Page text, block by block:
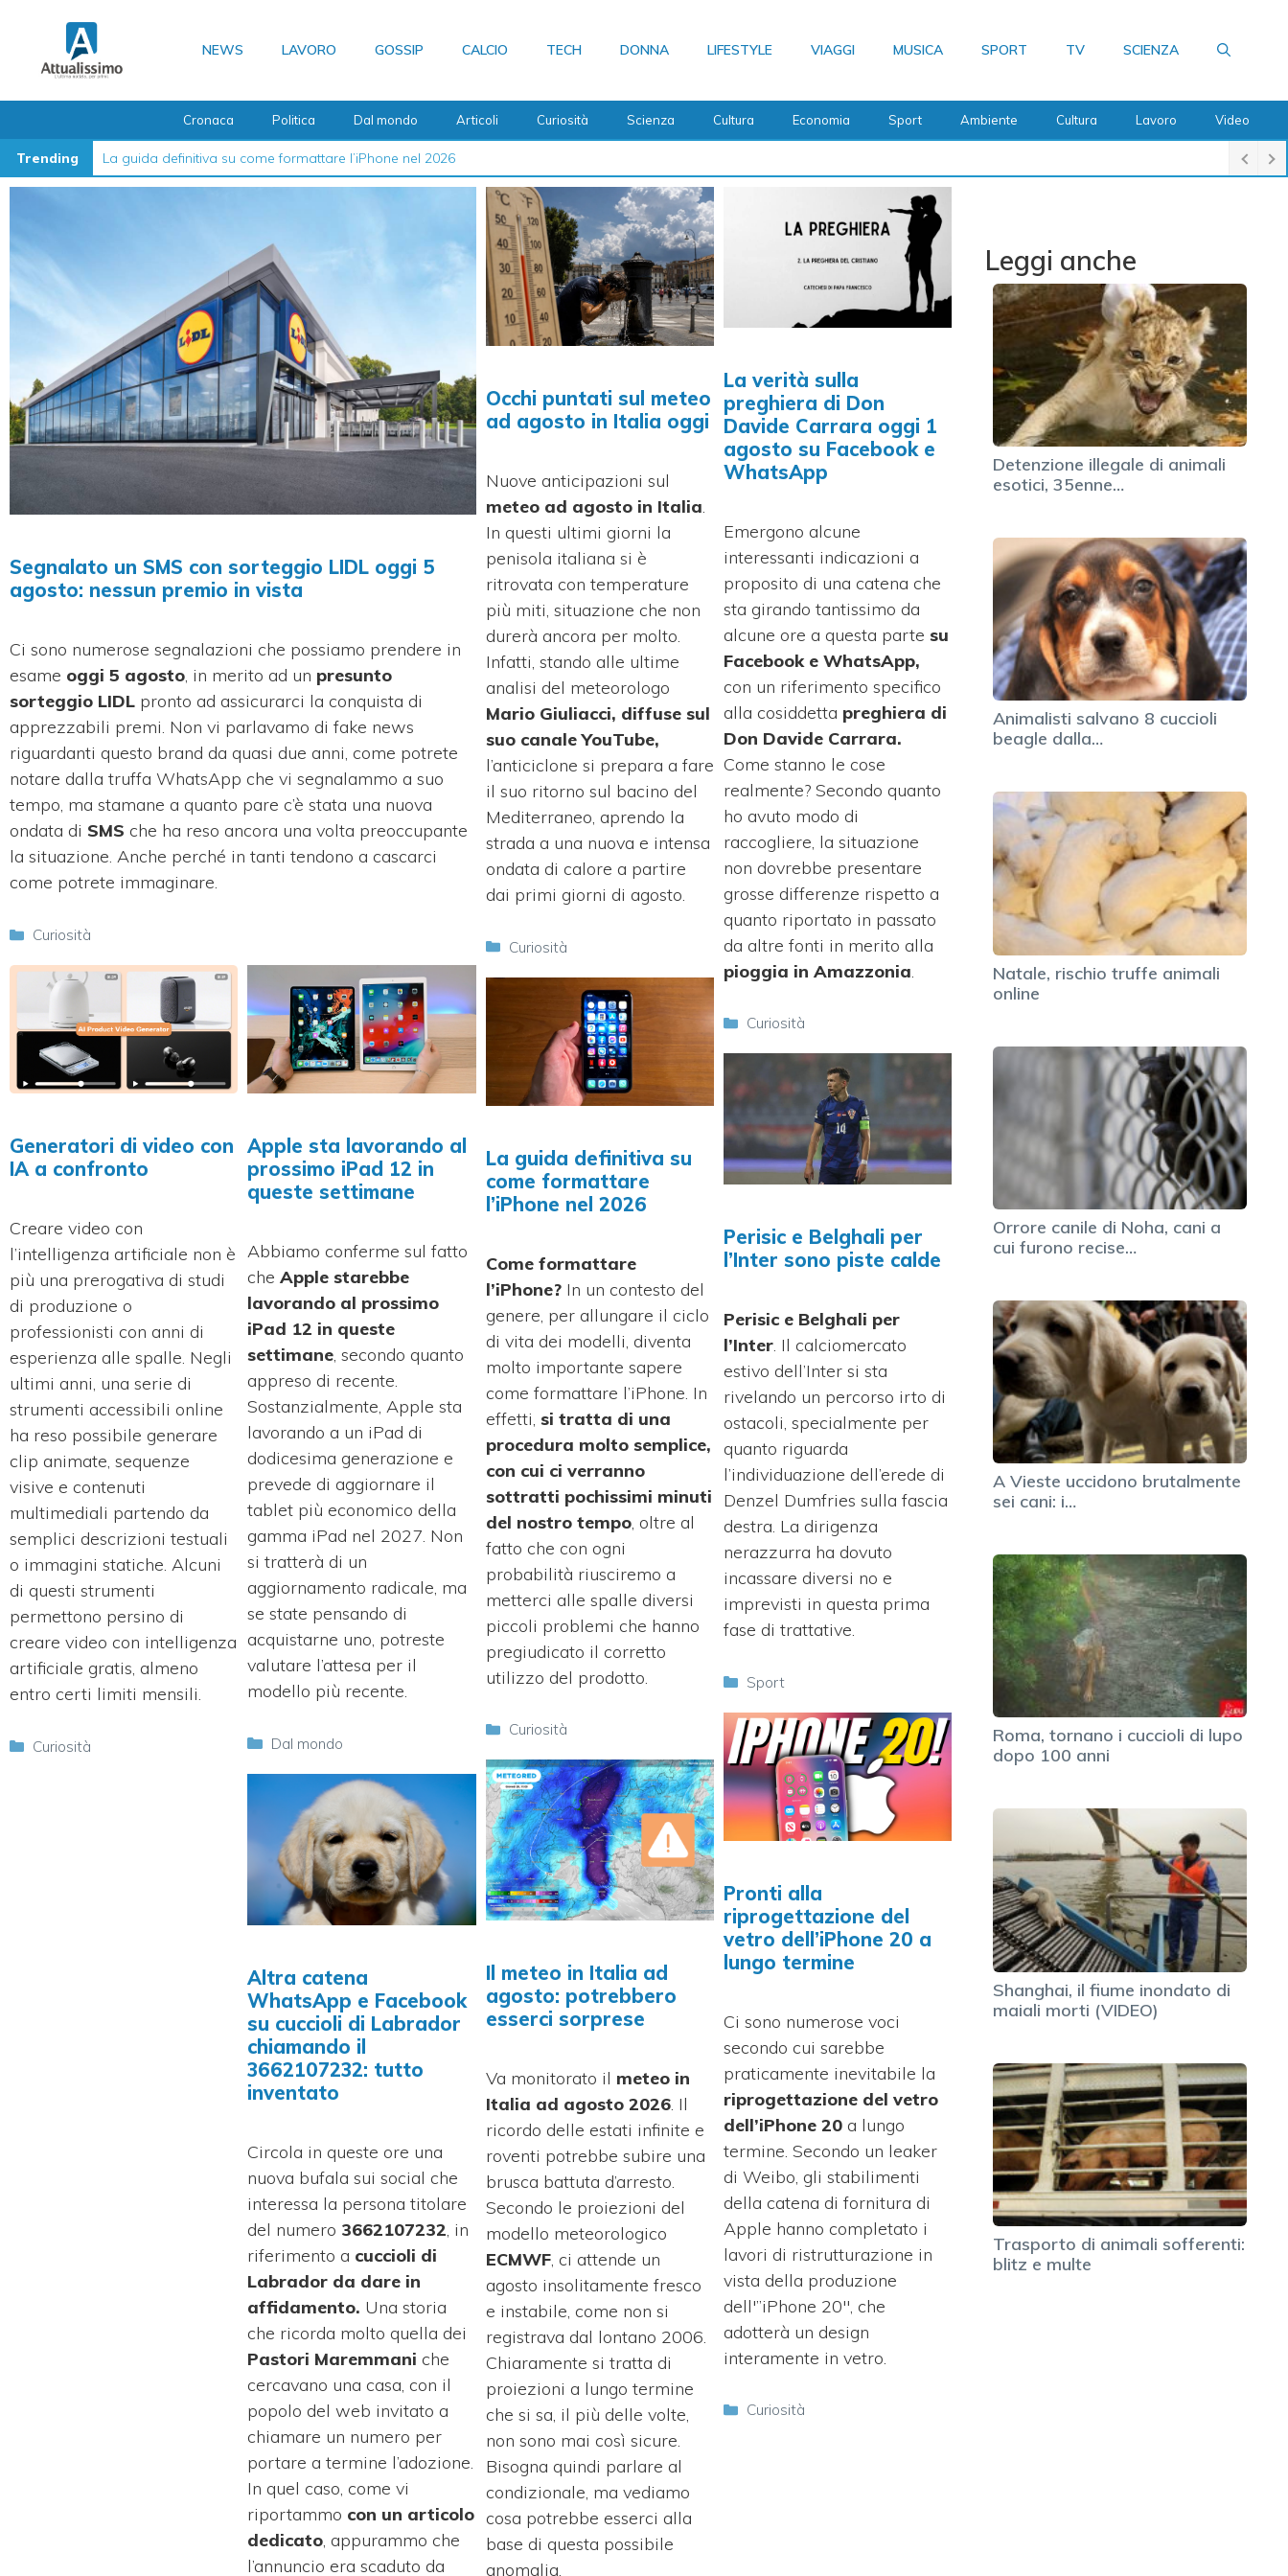
contenuto
NEWS LAVORO GOSSIP CALCIO TECH DONNA LIFESTYLE VIAGGI MUSICA SPORT TV SCIENZA
Cronaca Politica Dal mondo Articoli Curiosità Scienza Cultura Economia Sport Ambiente Cultura Lavoro Video
Trending La guida definitiva su come formattare l’iPhone nel 2026
Segnalato un SMS con sorteggio LIDL oggi 5
agosto: nessun premio in vista
Ci sono numerose segnalazioni che possiamo prendere in
esame oggi 5 agosto, in merito ad un presunto
sorteggio LIDL pronto ad assicurarci la conquista di
apprezzabili premi. Non vi parlavamo di fake news
riguardanti questo brand da quasi due anni, come potrete
notare dalla truffa WhatsApp che vi segnalammo a suo
tempo, ma stamane a quanto pare c’è stata una nuova
ondata di SMS che ha reso ancora una volta preoccupante
la situazione. Anche perché in tanti tendono a cascarci
come potrete immaginare.
Categorie
Curiosità
Occhi puntati sul meteo
ad agosto in Italia oggi
Nuove anticipazioni sul
meteo ad agosto in Italia.
In questi ultimi giorni la
penisola italiana si è
ritrovata con temperature
più miti, situazione che non
durerà ancora per molto.
Infatti, stando alle ultime
analisi del meteorologo
Mario Giuliacci, diffuse sul
suo canale YouTube,
l’anticiclone si prepara a fare
il suo ritorno sul bacino del
Mediterraneo, aprendo la
strada a una nuova e intensa
ondata di calore a partire
dai primi giorni di agosto.
Categorie
Curiosità
La verità sulla
preghiera di Don
Davide Carrara oggi 1
agosto su Facebook e
WhatsApp
Emergono alcune
interessanti indicazioni a
proposito di una catena che
sta girando tantissimo da
alcune ore a questa parte su
Facebook e WhatsApp,
con un riferimento specifico
alla cosiddetta preghiera di
Don Davide Carrara.
Come stanno le cose
realmente? Secondo quanto
ho avuto modo di
raccogliere, la situazione
non dovrebbe presentare
grosse differenze rispetto a
quanto riportato in passato
da altre fonti in merito alla
pioggia in Amazzonia.
Categorie
Curiosità
Generatori di video con
IA a confronto
Creare video con
l’intelligenza artificiale non è
più una prerogativa di studi
di produzione o
professionisti con anni di
esperienza alle spalle. Negli
ultimi anni, una serie di
strumenti accessibili online
ha reso possibile generare
clip animate, sequenze
visive e contenuti
multimediali partendo da
semplici descrizioni testuali
o immagini statiche. Alcuni
di questi strumenti
permettono persino di
creare video con intelligenza
artificiale gratis, almeno
entro certi limiti mensili.
Categorie
Curiosità
Apple sta lavorando al
prossimo iPad 12 in
queste settimane
Abbiamo conferme sul fatto
che Apple starebbe
lavorando al prossimo
iPad 12 in queste
settimane, secondo quanto
appreso di recente.
Sostanzialmente, Apple sta
lavorando a un iPad di
dodicesima generazione e
prevede di aggiornare il
tablet più economico della
gamma iPad nel 2027. Non
si tratterà di un
aggiornamento radicale, ma
se state pensando di
acquistarne uno, potreste
valutare l’attesa per il
modello più recente.
Categorie
Dal mondo
La guida definitiva su
come formattare
l’iPhone nel 2026
Come formattare
l’iPhone?In un contesto del
genere, per allungare il ciclo
di vita dei modelli, diventa
molto importante sapere
come formattare l’iPhone. In
effetti, si tratta di una
procedura molto semplice,
con cui ci verranno
sottratti pochissimi minuti
del nostro tempo, oltre al
fatto che con ogni
probabilità riusciremo a
metterci alle spalle diversi
piccoli problemi che hanno
pregiudicato il corretto
utilizzo del prodotto.
Categorie
Curiosità
Perisic e Belghali per
l’Inter sono piste calde
Perisic e Belghali per
l’Inter. Il calciomercato
estivo dell’Inter si sta
rivelando un percorso irto di
ostacoli, specialmente per
quanto riguarda
l’individuazione dell’erede di
Denzel Dumfries sulla fascia
destra. La dirigenza
nerazzurra ha dovuto
incassare diversi no e
imprevisti in questa prima
fase di trattative.
Categorie
Sport
Pronti alla
riprogettazione del
vetro dell’iPhone 20 a
lungo termine
Ci sono numerose voci
secondo cui sarebbe
praticamente inevitabile la
riprogettazione del vetro
dell’iPhone 20a lungo
termine. Secondo un leaker
di Weibo, gli stabilimenti
della catena di fornitura di
Apple hanno completato i
lavori di ristrutturazione in
vista della produzione
dell'”iPhone 20″, che
adotterà un design
interamente in vetro.
Categorie
Curiosità
Il meteo in Italia ad
agosto: potrebbero
esserci sorprese
Va monitorato il meteo in
Italia ad agosto 2026. Il
ricordo delle estati infinite e
roventi potrebbe subire una
brusca battuta d’arresto.
Secondo le proiezioni del
modello meteorologico
ECMWF, ci attende un
agosto insolitamente fresco
e instabile, come non si
registrava dal lontano 2006.
Chiaramente si tratta di
proiezioni a lungo termine
che si sa, il più delle volte,
non sono mai così sicure.
Bisogna quindi parlare al
condizionale, ma vediamo
cosa potrebbe esserci alla
base di questa possibile
anomalia.
Altra catena
WhatsApp e Facebook
su cuccioli di Labrador
chiamando il
3662107232: tutto
inventato
Circola in queste ore una
nuova bufala sui social che
interessa la persona titolare
del numero 3662107232, in
riferimento a cuccioli di
Labrador da dare in
affidamento. Una storia
che ricorda molto quella dei
Pastori Maremmani che
cercavano una casa, con il
popolo del web invitato a
chiamare un numero per
portare a termine l’adozione.
In quel caso, come vi
riportammo con un articolo
dedicato, appurammo che
l’annuncio era scaduto da
Leggi anche
Detenzione illegale di animali
esotici, 35enne…
Animalisti salvano 8 cuccioli
beagle dalla…
Natale, rischio truffe animali
online
Orrore canile di Noha, cani a
cui furono recise…
A Vieste uccidono brutalmente
sei cani: i…
Roma, tornano i cuccioli di lupo
dopo 100 anni
Shanghai, il fiume inondato di
maiali morti (VIDEO)
Trasporto di animali sofferenti:
blitz e multe